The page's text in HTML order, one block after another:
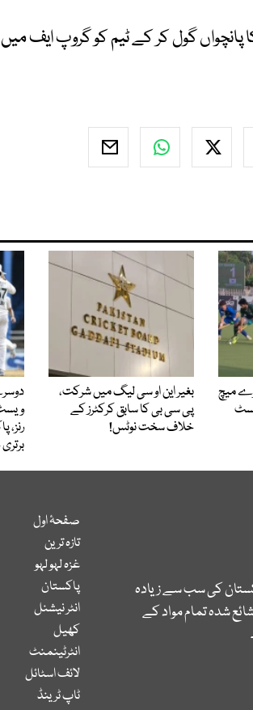
کا پانچواں گول کر کے ٹیم کو گروپ ایف
میچ
بغیر این او سی لیگ میں شرکت،
پی سی بی کا سابق کرکٹرز کے
خلاف سخت نوٹس!
کی سب سے زیادہ
شدہ تمام مواد کے
صفحۂ اول
تازہ ترین
غزہ لہو لہو
پاکستان
انٹر نیشنل
کھیل
انٹرٹینمنٹ
لائف اسٹائل
ٹاپ ٹرینڈ